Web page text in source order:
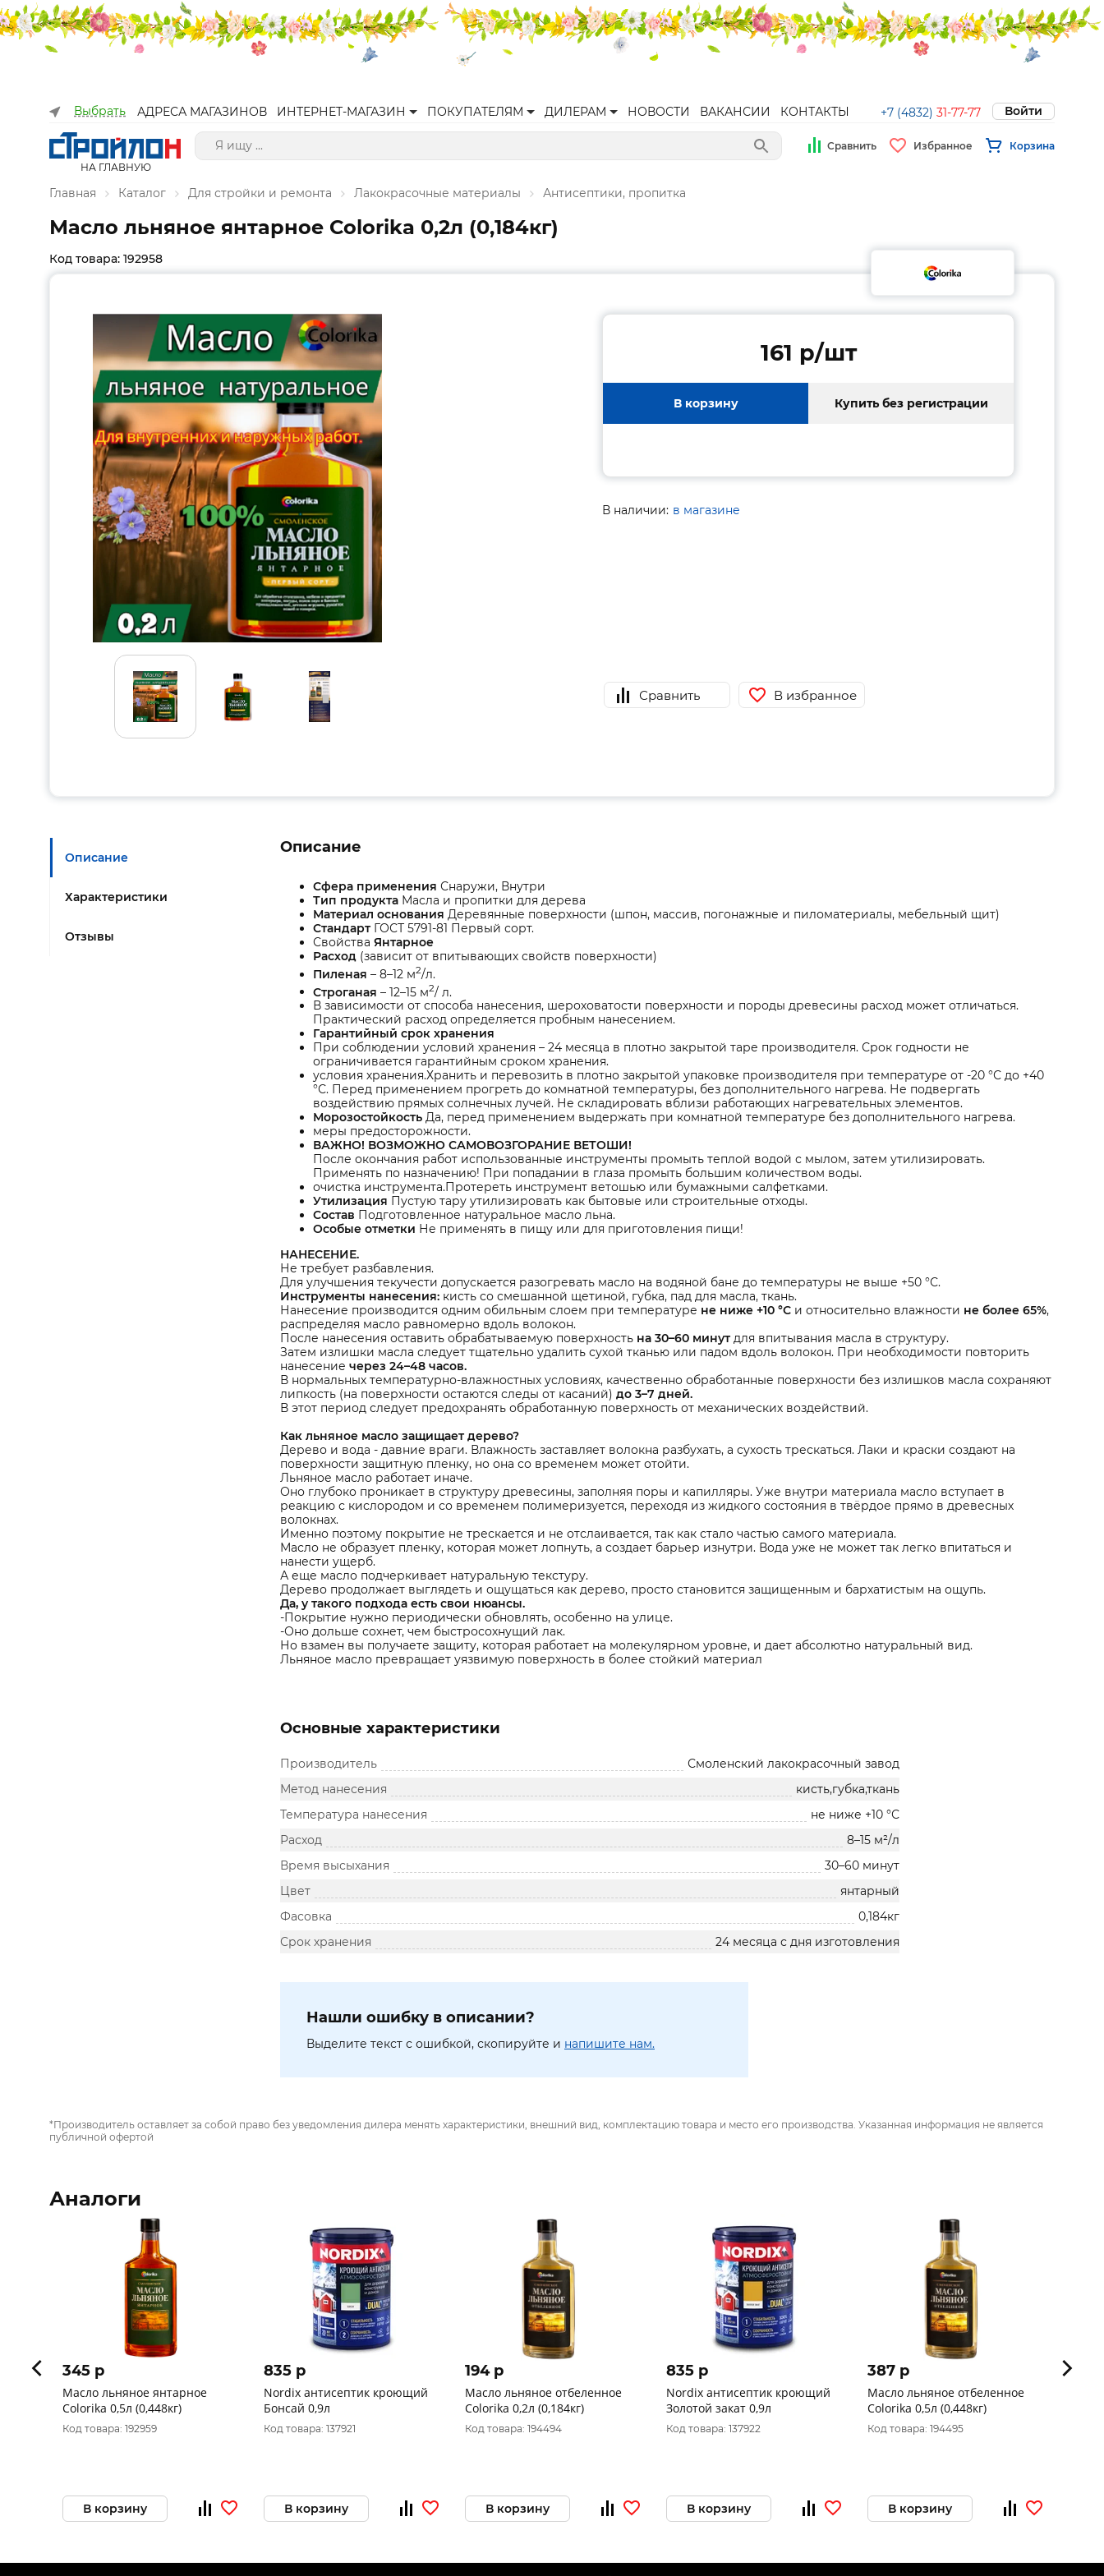
Выбрать АДРЕСА МАГАЗИНОВ ИНТЕРНЕТ-МАГАЗИН ПОКУПАТЕЛЯМ ДИЛЕРАМ НОВОСТИ ВАКАНСИИ КОНТАКТЫ +7 (4832) 31-77-77 Войти
НА ГЛАВНУЮ
Сравнить Избранное Корзина
Главная Каталог Для стройки и ремонта Лакокрасочные материалы Антисептики, пропитка
Масло льняное янтарное Сolorika 0,2л (0,184кг)
Код товара: 192958
161 p/шт
В корзину Купить без регистрации
В наличии: в магазине
Сравнить В избранное
Описание
Характеристики
Отзывы
Описание
Сфера применения Снаружи, Внутри
Тип продукта Масла и пропитки для дерева
Материал основания Деревянные поверхности (шпон, массив, погонажные и пиломатериалы, мебельный щит)
Стандарт ГОСТ 5791-81 Первый сорт.
Свойства Янтарное
Расход (зависит от впитывающих свойств поверхности)
Пиленая – 8–12 м2/л.
Строганая – 12–15 м2/ л.
В зависимости от способа нанесения, шероховатости поверхности и породы древесины расход может отличаться.
Практический расход определяется пробным нанесением.
Гарантийный срок хранения
При соблюдении условий хранения – 24 месяца в плотно закрытой таре производителя. Срок годности не
ограничивается гарантийным сроком хранения.
условия хранения.Хранить и перевозить в плотно закрытой упаковке производителя при температуре от -20 °С до +40
°С. Перед применением прогреть до комнатной температуры, без дополнительного нагрева. Не подвергать
воздействию прямых солнечных лучей. Не складировать вблизи работающих нагревательных элементов.
Морозостойкость Да, перед применением выдержать при комнатной температуре без дополнительного нагрева.
меры предосторожности.
ВАЖНО! ВОЗМОЖНО САМОВОЗГОРАНИЕ ВЕТОШИ!
После окончания работ использованные инструменты промыть теплой водой с мылом, затем утилизировать.
Применять по назначению! При попадании в глаза промыть большим количеством воды.
очистка инструмента.Протереть инструмент ветошью или бумажными салфетками.
Утилизация Пустую тару утилизировать как бытовые или строительные отходы.
Состав Подготовленное натуральное масло льна.
Особые отметки Не применять в пищу или для приготовления пищи!
НАНЕСЕНИЕ.
Не требует разбавления.
Для улучшения текучести допускается разогревать масло на водяной бане до температуры не выше +50 °С.
Инструменты нанесения: кисть со смешанной щетиной, губка, пад для масла, ткань.
Нанесение производится одним обильным слоем при температуре не ниже +10 °С и относительно влажности не более 65%,
распределяя масло равномерно вдоль волокон.
После нанесения оставить обрабатываемую поверхность на 30–60 минут для впитывания масла в структуру.
Затем излишки масла следует тщательно удалить сухой тканью или падом вдоль волокон. При необходимости повторить
нанесение через 24–48 часов.
В нормальных температурно-влажностных условиях, качественно обработанные поверхности без излишков масла сохраняют
липкость (на поверхности остаются следы от касаний) до 3–7 дней.
В этот период следует предохранять обработанную поверхность от механических воздействий.
Как льняное масло защищает дерево?
Дерево и вода - давние враги. Влажность заставляет волокна разбухать, а сухость трескаться. Лаки и краски создают на
поверхности защитную пленку, но она со временем может отойти.
Льняное масло работает иначе.
Оно глубоко проникает в структуру древесины, заполняя поры и капилляры. Уже внутри материала масло вступает в
реакцию с кислородом и со временем полимеризуется, переходя из жидкого состояния в твёрдое прямо в древесных
волокнах.
Именно поэтому покрытие не трескается и не отслаивается, так как стало частью самого материала.
Масло не образует пленку, которая может лопнуть, а создает барьер изнутри. Вода уже не может так легко впитаться и
нанести ущерб.
А еще масло подчеркивает натуральную текстуру.
Дерево продолжает выглядеть и ощущаться как дерево, просто становится защищенным и бархатистым на ощупь.
Да, у такого подхода есть свои нюансы.
-Покрытие нужно периодически обновлять, особенно на улице.
-Оно дольше сохнет, чем быстросохнущий лак.
Но взамен вы получаете защиту, которая работает на молекулярном уровне, и дает абсолютно натуральный вид.
Льняное масло превращает уязвимую поверхность в более стойкий материал
Основные характеристики
Производитель
Смоленский лакокрасочный завод
Метод нанесения
кисть,губка,ткань
Температура нанесения
не ниже +10 °С
Расход
8–15 м²/л
Время высыхания
30–60 минут
Цвет
янтарный
Фасовка
0,184кг
Срок хранения
24 месяца с дня изготовления
Нашли ошибку в описании?
Выделите текст с ошибкой, скопируйте и напишите нам.
*Производитель оставляет за собой право без уведомления дилера менять характеристики, внешний вид, комплектацию товара и место его производства. Указанная информация не является
публичной офертой
Аналоги
345 p
Масло льняное янтарное
Сolorika 0,5л (0,448кг)
Код товара: 192959
В корзину
835 p
Nordix антисептик кроющий
Бонсай 0,9л
Код товара: 137921
В корзину
194 p
Масло льняное отбеленное
Сolorika 0,2л (0,184кг)
Код товара: 194494
В корзину
835 p
Nordix антисептик кроющий
Золотой закат 0,9л
Код товара: 137922
В корзину
387 p
Масло льняное отбеленное
Сolorika 0,5л (0,448кг)
Код товара: 194495
В корзину
909